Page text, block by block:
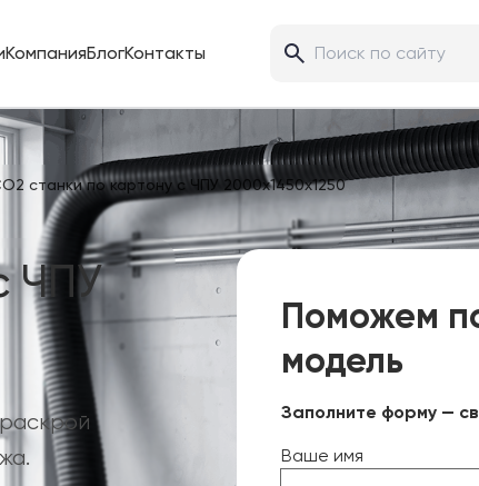
КомпанияБлогКонтакты
станки по картону с ЧПУ 2000х1450х1250
ЧПУ
Поможем
модель
Заполните форму —
Ваше имя